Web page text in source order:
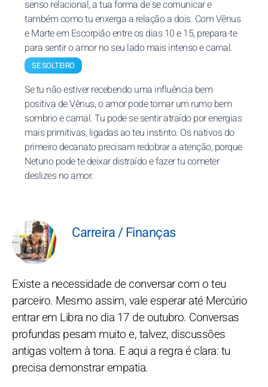
senso relacional, a tua forma de se comunicar e
também como tu enxerga a relação a dois. Com Vênus
e Marte em Escorpião entre os dias 10 e 15, prepara-te
para sentir o amor no seu lado mais intenso e carnal.
SE SOLTEIRO
Se tu não estiver recebendo uma influência bem
positiva de Vênus, o amor pode tomar um rumo bem
sombrio e carnal. Tu pode se sentir atraído por energias
mais primitivas, ligadas ao teu instinto. Os nativos do
primeiro decanato precisam redobrar a atenção, porque
Netuno pode te deixar distraído e fazer tu cometer
deslizes no amor.
Carreira / Finanças
Existe a necessidade de conversar com o teu
parceiro. Mesmo assim, vale esperar até Mercúrio
entrar em Libra no dia 17 de outubro. Conversas
profundas pesam muito e, talvez, discussões
antigas voltem à tona. E aqui a regra é clara: tu
precisa demonstrar empatia.